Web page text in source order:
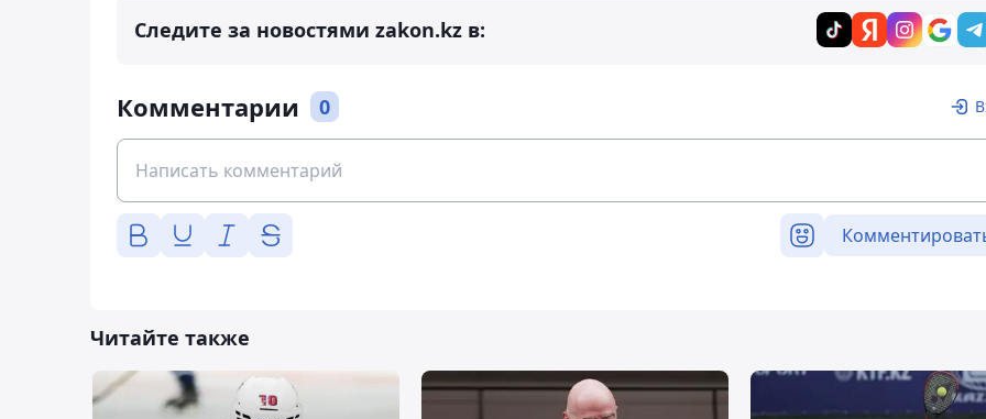
Следите за новостями zakon.kz в:
Комментарии 0
Читайте также